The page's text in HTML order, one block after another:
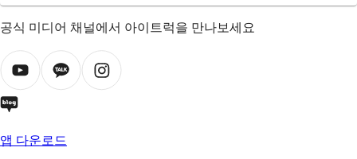
공식 미디어 채널에서 아이트럭을 만나보세요
앱 다운로드